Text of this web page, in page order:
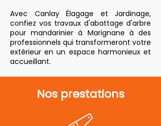
Avec Canlay Élagage et Jardinage,
confiez vos travaux d'abattage d'arbre
pour mandarinier à Marignane à des
professionnels qui transformeront votre
extérieur en un espace harmonieux et
accueillant.
Nos prestations